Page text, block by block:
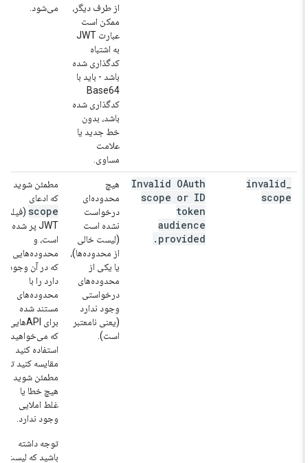
از طرف دیگر،
ممکن است
عبارت JWT
به اشتباه
کدگذاری شده
باشد - باید با
Base64
کدگذاری شده
باشد، بدون
خط جدید یا
علامت
مساوی.
می‌شود.
invalid
scope
Invalid OAuth
scope or ID
token
audience
provided
.
هیچ
محدوده‌ای
درخواست
نشده است
(لیست خالی
از محدوده‌ها)،
یا یکی از
محدوده‌های
درخواستی
وجود ندارد
(یعنی نامعتبر
است).
مطمئن شوید
که ادعای
scope(فیلد)
JWT پر شده
است، و
محدوده‌هایی
که در آن وجود
دارد را با
محدوده‌های
مستند شده
برای APIهایی
که می‌خواهید
استفاده کنید
مقایسه کنید تا
مطمئن شوید
هیچ خطا یا
غلط املایی
وجود ندارد.
توجه داشته
باشید که لیست